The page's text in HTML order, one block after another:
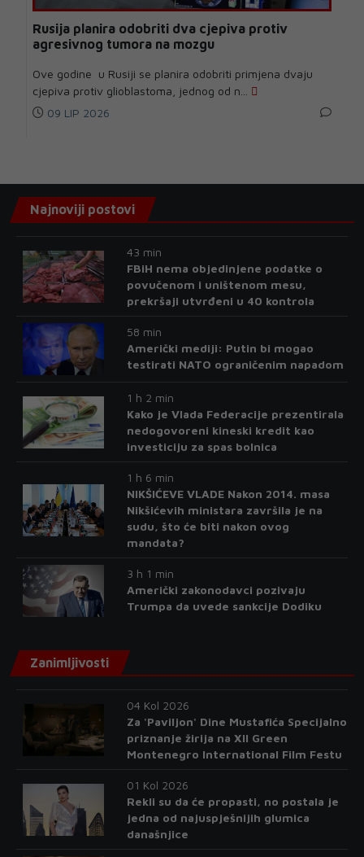
Rusija planira odobriti dva cjepiva protiv
agresivnog tumora na mozgu
Ove godine u Rusiji se planira odobriti primjena dvaju
cjepiva protiv glioblastoma, jednog od n...
09 LIP 2026
Najnoviji postovi
43 min
FBiH nema objedinjene podatke o
povučenom i uništenom mesu,
prekršaji utvrđeni u 40 kontrola
58 min
Američki mediji: Putin bi mogao
testirati NATO ograničenim napadom
1 h 2 min
Kako je Vlada Federacije prezentirala
nedogovoreni kineski kredit kao
investiciju za spas bolnica
1 h 6 min
NIKŠIĆEVE VLADE Nakon 2014. masa
Nikšićevih ministara završila je na
sudu, što će biti nakon ovog
mandata?
3 h 1 min
Američki zakonodavci pozivaju
Trumpa da uvede sankcije Dodiku
Zanimljivosti
04 Kol 2026
Za 'Paviljon' Dine Mustafića Specijalno
priznanje žirija na XII Green
Montenegro International Film Festu
01 Kol 2026
Rekli su da će propasti, no postala je
jedna od najuspješnijih glumica
današnjice